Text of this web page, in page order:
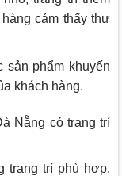
cảm thấy thư
sản phẩm khuyến
khách hàng.
Nẵng có trang trí
trang trí phù hợp.